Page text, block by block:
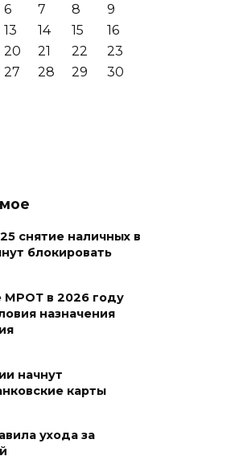
девушка
создают
о рисках
в Кубке
6 7 8
9
13 14 15
16
20 21 22
23
27 28 29
30
снятие наличных в
блокировать
МРОТ в 2026 году
назначения
начнут
карты
ухода за